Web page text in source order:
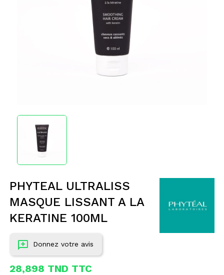
PHYTEAL ULTRALISS
MASQUE LISSANT A LA
KERATINE 100ML
Donnez votre avis
28,898 TND TTC